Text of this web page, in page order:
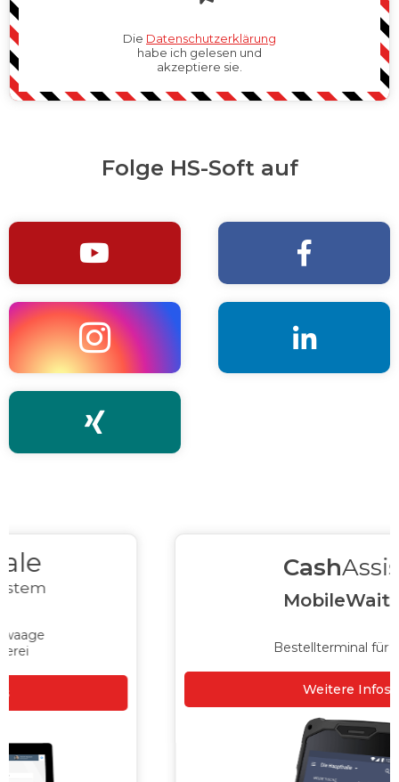
Die Datenschutzerklärung
habe ich gelesen und
akzeptiere sie.
Folge HS-Soft auf
 
 
